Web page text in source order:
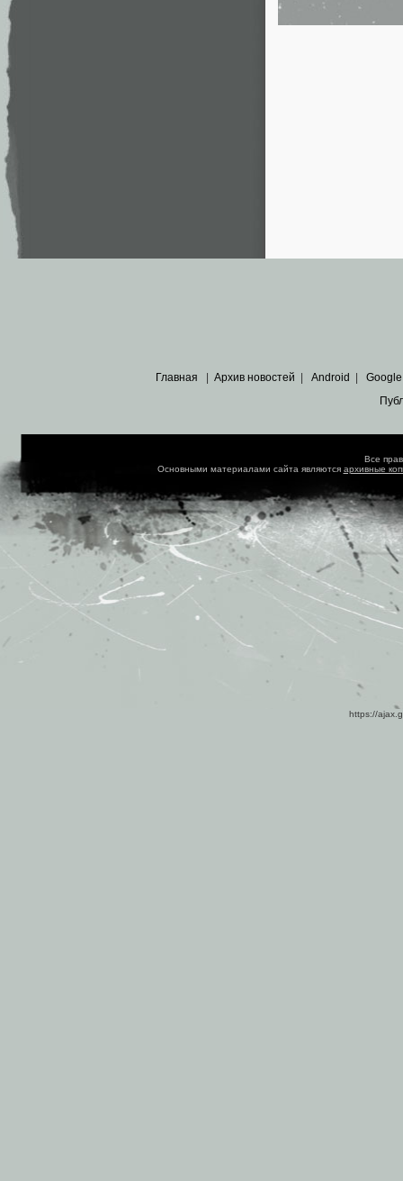
Главная Архив новостей Android Google
Все
Основными материалами сайта являются архивные
https://